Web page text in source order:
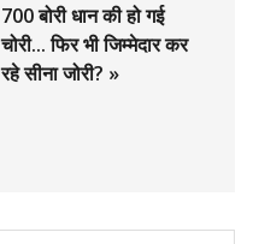
700 बोरी धान की हो गई
चोरी... फिर भी जिम्मेदार कर
रहे सीना जोरी? »